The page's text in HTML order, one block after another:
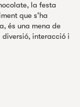
la festa
que s'ha
és una mena de
diversió, interacció i